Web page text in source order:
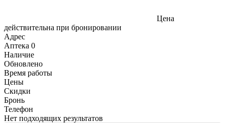
Цена
действительна при бронировании
Адрес
Аптека 0
Наличие
Обновлено
Время работы
Цены
Скидки
Бронь
Телефон
Нет подходящих результатов